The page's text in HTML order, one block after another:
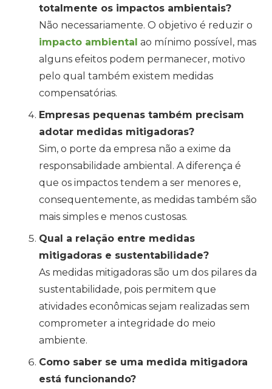
totalmente os impactos ambientais?
Não necessariamente. O objetivo é reduzir o
impacto ambiental ao mínimo possível, mas
alguns efeitos podem permanecer, motivo
pelo qual também existem medidas
compensatórias.
Empresas pequenas também precisam
adotar medidas mitigadoras?
Sim, o porte da empresa não a exime da
responsabilidade ambiental. A diferença é
que os impactos tendem a ser menores e,
consequentemente, as medidas também são
mais simples e menos custosas.
Qual a relação entre medidas
mitigadoras e sustentabilidade?
As medidas mitigadoras são um dos pilares da
sustentabilidade, pois permitem que
atividades econômicas sejam realizadas sem
comprometer a integridade do meio
ambiente.
Como saber se uma medida mitigadora
está funcionando?